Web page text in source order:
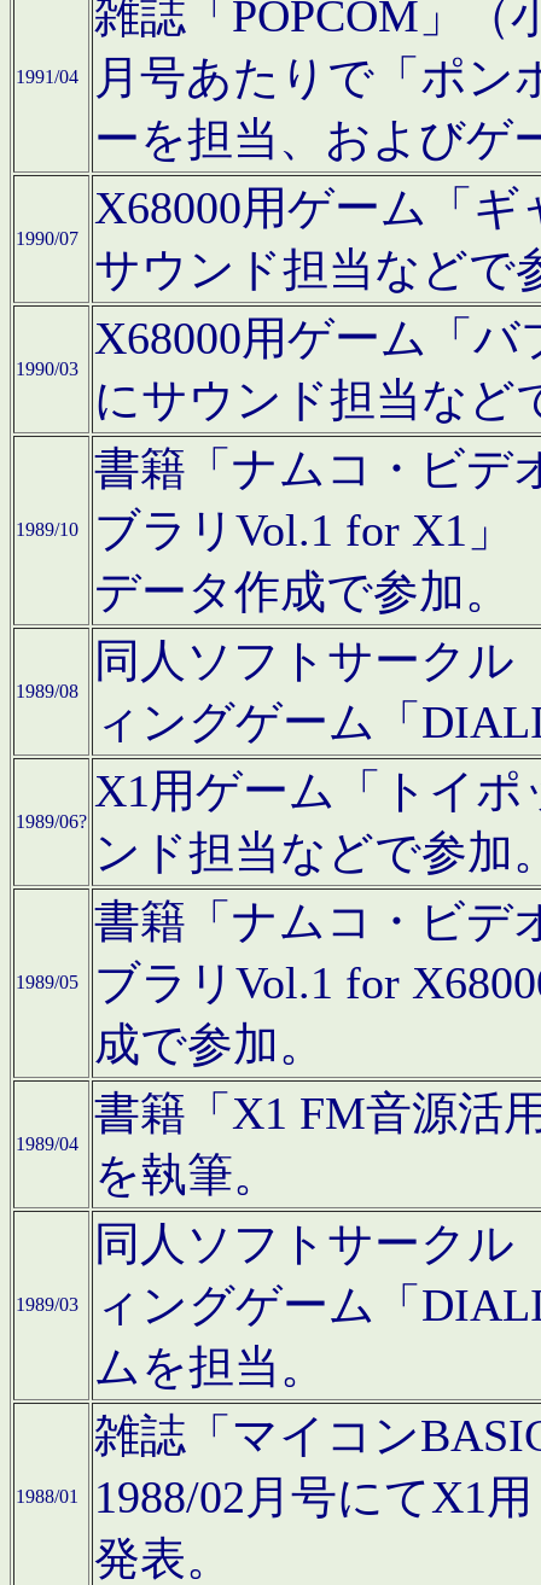
1991/04
雑誌「POPCOM」（
月号あたりで「ポン
ーを担当、およびゲ
1990/07
X68000用ゲーム「
サウンド担当などで
1990/03
X68000用ゲーム「
にサウンド担当など
1989/10
書籍「ナムコ・ビデ
ブラリVol.1 for X1」
データ作成で参加。
1989/08
同人ソフトサークル
ィングゲーム「
1989/06?
X1用ゲーム「トイ
ンド担当などで参加
1989/05
書籍「ナムコ・ビデ
ブラリVol.1 for
成で参加。
1989/04
書籍「X1 FM音源活
を執筆。
1989/03
同人ソフトサークル
ィングゲーム「
ムを担当。
1988/01
雑誌「マイコン
1988/02月号にてX1
発表。